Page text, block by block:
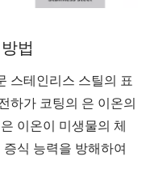
법
스테인리스 스틸의 표
하가 코팅의 은 이온의
이온이 미생물의 체
식 능력을 방해하여